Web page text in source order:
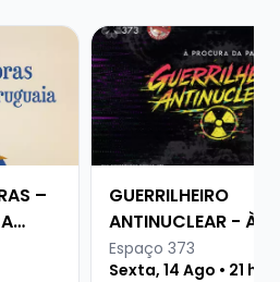
SONORAS – FESTIVAL
–
Veja mais sobre
GUERRILHEIRO
ANTINUCLEAR - À
PROCURA DA PAZ
Espaço 373
Sexta, 14 Ago • 21